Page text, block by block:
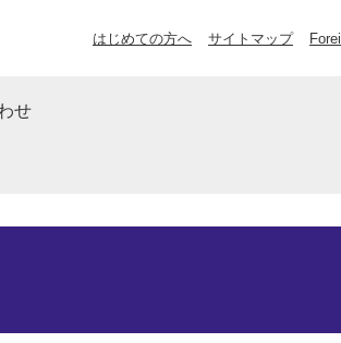
はじめての方へ サイトマップ
せ